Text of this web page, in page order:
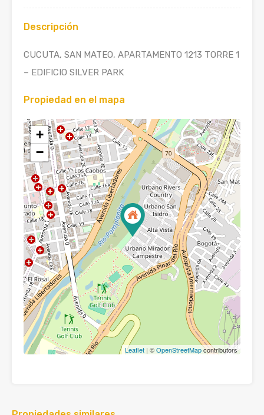
Descripción
CUCUTA, SAN MATEO, APARTAMENTO 1213 TORRE 1
– EDIFICIO SILVER PARK
Propiedad en el mapa
+
−
Leaflet | ©OpenStreetMapcontributors